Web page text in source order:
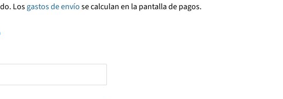
venta
Losgastos de envíose calculan en la pantalla de pagos.